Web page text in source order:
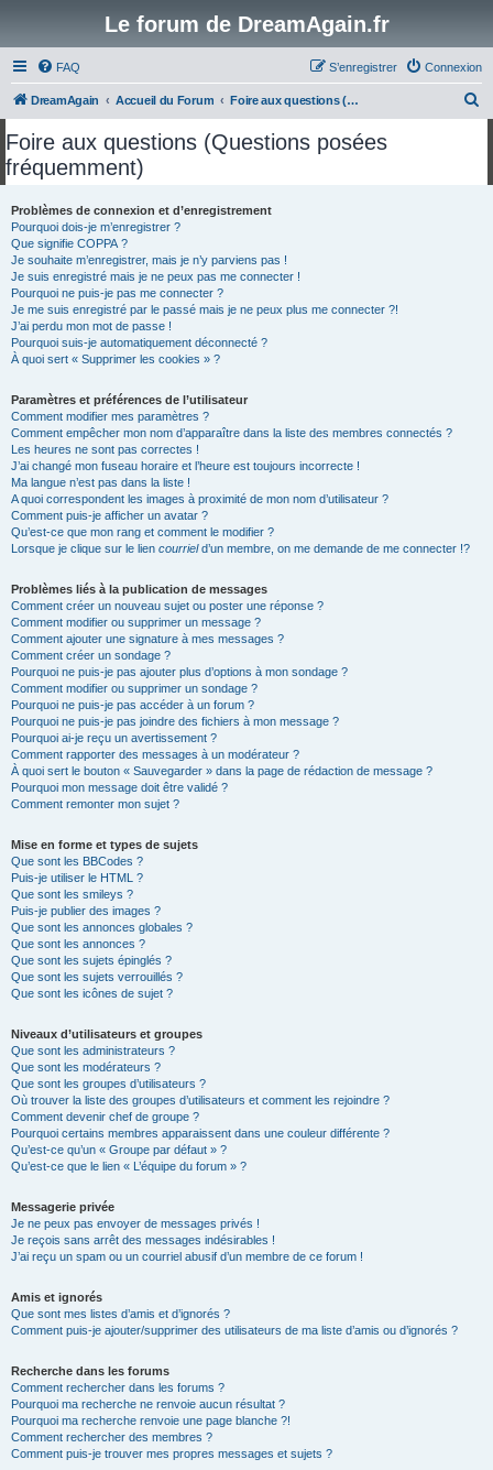
Le forum de DreamAgain.fr
FAQ Connexion
S’enregistrer
DreamAgain Accueil du Forum Foire aux questions (Questions posées fréquemment)
Foire aux questions (Questions posées
fréquemment)
Problèmes de connexion et d’enregistrement
Pourquoi dois-je m’enregistrer ?
Que signifie COPPA ?
Je souhaite m’enregistrer, mais je n’y parviens pas !
Je suis enregistré mais je ne peux pas me connecter !
Pourquoi ne puis-je pas me connecter ?
Je me suis enregistré par le passé mais je ne peux plus me connecter ?!
J’ai perdu mon mot de passe !
Pourquoi suis-je automatiquement déconnecté ?
À quoi sert « Supprimer les cookies » ?
Paramètres et préférences de l’utilisateur
Comment modifier mes paramètres ?
Comment empêcher mon nom d’apparaître dans la liste des membres connectés ?
Les heures ne sont pas correctes !
J’ai changé mon fuseau horaire et l’heure est toujours incorrecte !
Ma langue n’est pas dans la liste !
A quoi correspondent les images à proximité de mon nom d’utilisateur ?
Comment puis-je afficher un avatar ?
Qu’est-ce que mon rang et comment le modifier ?
Lorsque je clique sur le lien courrield’un membre, on me demande de me connecter !?
Problèmes liés à la publication de messages
Comment créer un nouveau sujet ou poster une réponse ?
Comment modifier ou supprimer un message ?
Comment ajouter une signature à mes messages ?
Comment créer un sondage ?
Pourquoi ne puis-je pas ajouter plus d’options à mon sondage ?
Comment modifier ou supprimer un sondage ?
Pourquoi ne puis-je pas accéder à un forum ?
Pourquoi ne puis-je pas joindre des fichiers à mon message ?
Pourquoi ai-je reçu un avertissement ?
Comment rapporter des messages à un modérateur ?
À quoi sert le bouton « Sauvegarder » dans la page de rédaction de message ?
Pourquoi mon message doit être validé ?
Comment remonter mon sujet ?
Mise en forme et types de sujets
Que sont les BBCodes ?
Puis-je utiliser le HTML ?
Que sont les smileys ?
Puis-je publier des images ?
Que sont les annonces globales ?
Que sont les annonces ?
Que sont les sujets épinglés ?
Que sont les sujets verrouillés ?
Que sont les icônes de sujet ?
Niveaux d’utilisateurs et groupes
Que sont les administrateurs ?
Que sont les modérateurs ?
Que sont les groupes d’utilisateurs ?
Où trouver la liste des groupes d’utilisateurs et comment les rejoindre ?
Comment devenir chef de groupe ?
Pourquoi certains membres apparaissent dans une couleur différente ?
Qu’est-ce qu’un « Groupe par défaut » ?
Qu’est-ce que le lien « L’équipe du forum » ?
Messagerie privée
Je ne peux pas envoyer de messages privés !
Je reçois sans arrêt des messages indésirables !
J’ai reçu un spam ou un courriel abusif d’un membre de ce forum !
Amis et ignorés
Que sont mes listes d’amis et d’ignorés ?
Comment puis-je ajouter/supprimer des utilisateurs de ma liste d’amis ou d’ignorés ?
Recherche dans les forums
Comment rechercher dans les forums ?
Pourquoi ma recherche ne renvoie aucun résultat ?
Pourquoi ma recherche renvoie une page blanche ?!
Comment rechercher des membres ?
Comment puis-je trouver mes propres messages et sujets ?